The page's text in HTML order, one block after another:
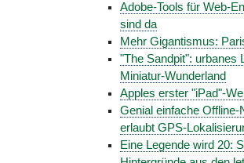
Adobe-Tools für Web-
sind da
Mehr Gigantismus:
"The Sandpit": urbanes
Miniatur-Wunderland
Apples erster "iPad"-
Genial einfache
erlaubt GPS-
Eine Legende wird 20: